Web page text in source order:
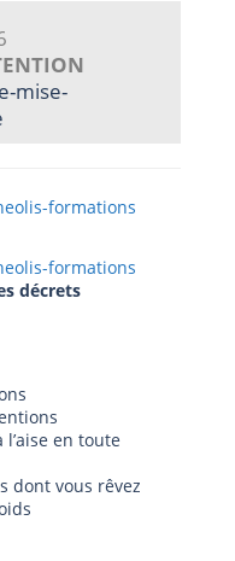
décrets
en toute
dont vous rêvez